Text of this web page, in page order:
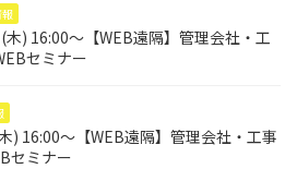
木) 16:00～【WEB遠隔】管理会社・工
セミナー
) 16:00～【WEB遠隔】管理会社・工事
セミナー